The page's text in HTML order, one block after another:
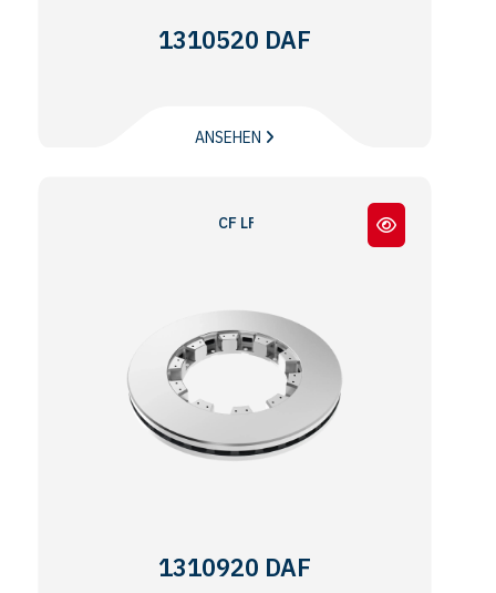
1310520 DAF
ANSEHEN
CF LF XF SERIES / ADB22X
1310920 DAF